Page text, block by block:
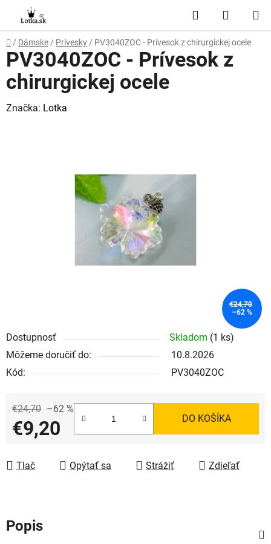
obsah
Hľadať
KOŠÍK
Domov
/ Dámske / Prívesky / PV3040ZOC - Prívesok z chirurgickej ocele
Dostupnosť Skladom (1 ks)
Môžeme doručiť do:
10.8.2026
Kód:
PV3040ZOC
€24,70 –62 %
€9,20 DO KOŠÍKA
Tlač Opýtať sa Strážiť Zdieľať
PV3040ZOC - Prívesok z
chirurgickej ocele
Značka: Lotka
€24,70
–62 %
Popis